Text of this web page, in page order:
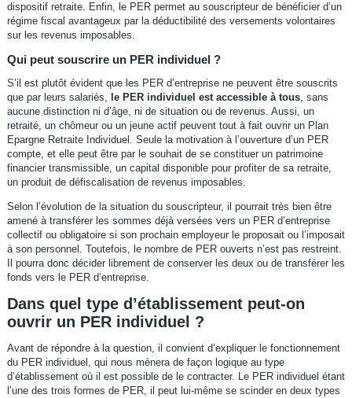
dispositif retraite. Enfin, le PER permet au souscripteur de bénéficier d’un
régime fiscal avantageux par la déductibilité des versements volontaires
sur les revenus imposables.
Qui peut souscrire un PER individuel ?
S’il est plutôt évident que les PER d’entreprise ne peuvent être souscrits
que par leurs salariés, le PER individuel est accessible à tous, sans
aucune distinction ni d’âge, ni de situation ou de revenus. Aussi, un
retraité, un chômeur ou un jeune actif peuvent tout à fait ouvrir un Plan
Epargne Retraite Individuel. Seule la motivation à l’ouverture d’un PER
compte, et elle peut être par le souhait de se constituer un patrimoine
financier transmissible, un capital disponible pour profiter de sa retraite,
un produit de défiscalisation de revenus imposables.
Selon l’évolution de la situation du souscripteur, il pourrait très bien être
amené à transférer les sommes déjà versées vers un PER d’entreprise
collectif ou obligatoire si son prochain employeur le proposait ou l’imposait
à son personnel. Toutefois, le nombre de PER ouverts n’est pas restreint.
Il pourra donc décider librement de conserver les deux ou de transférer les
fonds vers le PER d’entreprise.
Dans quel type d’établissement peut-on
ouvrir un PER individuel ?
Avant de répondre à la question, il convient d’expliquer le fonctionnement
du PER individuel, qui nous mènera de façon logique au type
d’établissement où il est possible de le contracter. Le PER individuel étant
l’une des trois formes de PER, il peut lui-même se scinder en deux types